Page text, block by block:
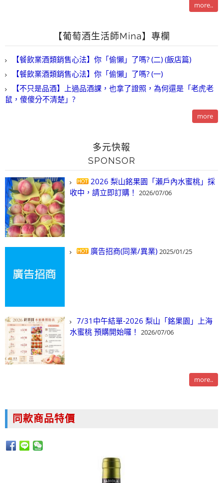
more..
【葡萄酒生活師Mina】專欄
【餐飲業酒類銷售心法】你「偷懶」了嗎? (二) (飯店篇)
【餐飲業酒類銷售心法】你「偷懶」了嗎? (一)
【不只是品酒】上過品酒課，也拿了證照，為何還是「老虎老
鼠，傻傻分不清楚」?
more
多元快報
SPONSOR
2026 梨山銘果園「瀨戶內水蜜桃」採
收中，請立即訂購！ 2026/07/06
廣告招商(同業/異業) 2025/01/25
7/31中午結單-2026 梨山「銘果園」上海
水蜜桃 預購開始囉！ 2026/07/06
more..
同款商品特價